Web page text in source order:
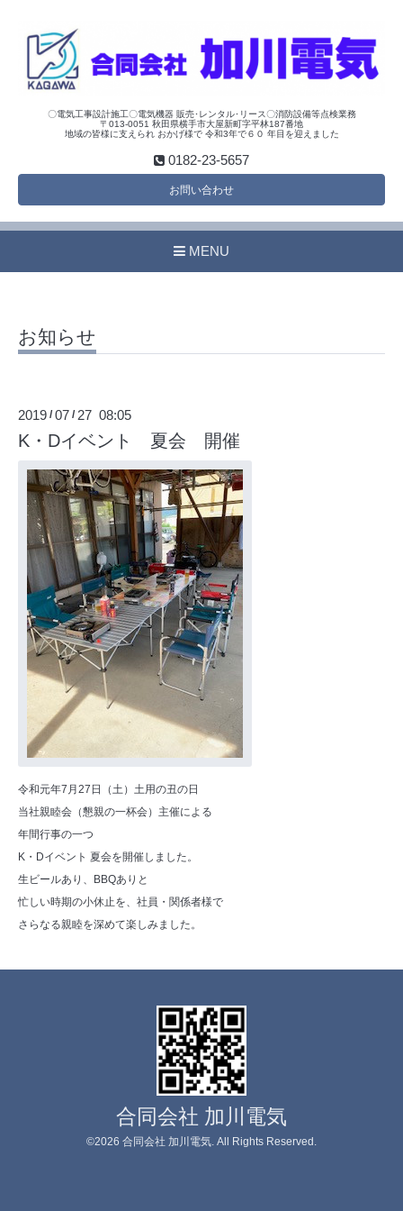
〇電気工事設計施工〇電気機器 販売･レンタル･リース〇消防設備等点検業務
〒013-0051 秋田県横手市大屋新町字平林187番地
地域の皆様に支えられ おかげ様で 令和3年で６０ 年目を迎えました
0182-23-5657
お問い合わせ
MENU
お知らせ
2019 /07 / 27 08:05
K・Dイベント 夏会 開催
令和元年7月27日（土）土用の丑の日
当社親睦会（懇親の一杯会）主催による
年間行事の一つ
K・Dイベント 夏会を開催しました。
生ビールあり、BBQありと
忙しい時期の小休止を、社員・関係者様で
さらなる親睦を深めて楽しみました。
合同会社 加川電気
©2026 合同会社 加川電気 . All Rights Reserved.